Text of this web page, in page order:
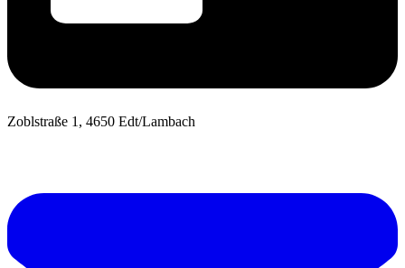
Zoblstraße 1, 4650 Edt/Lambach